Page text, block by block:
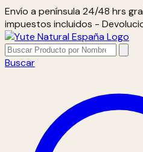
Envío a península 24/48 hrs
impuestos incluidos -
Buscar